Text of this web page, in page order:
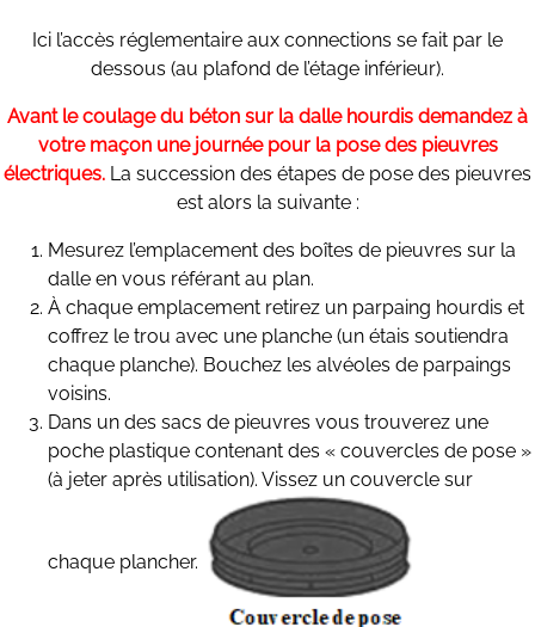
Ici l’accès réglementaire aux connections se fait par le
dessous (au plafond de l’étage inférieur).
Avant le coulage du béton sur la dalle hourdis demandez à
votre maçon une journée pour la pose des pieuvres
électriques. La succession des étapes de pose des pieuvres
est alors la suivante :
Mesurez l’emplacement des boîtes de pieuvres sur la
dalle en vous référant au plan.
À chaque emplacement retirez un parpaing hourdis et
coffrez le trou avec une planche (un étais soutiendra
chaque planche). Bouchez les alvéoles de parpaings
voisins.
Dans un des sacs de pieuvres vous trouverez une
poche plastique contenant des « couvercles de pose »
(à jeter après utilisation). Vissez un couvercle sur
chaque plancher.